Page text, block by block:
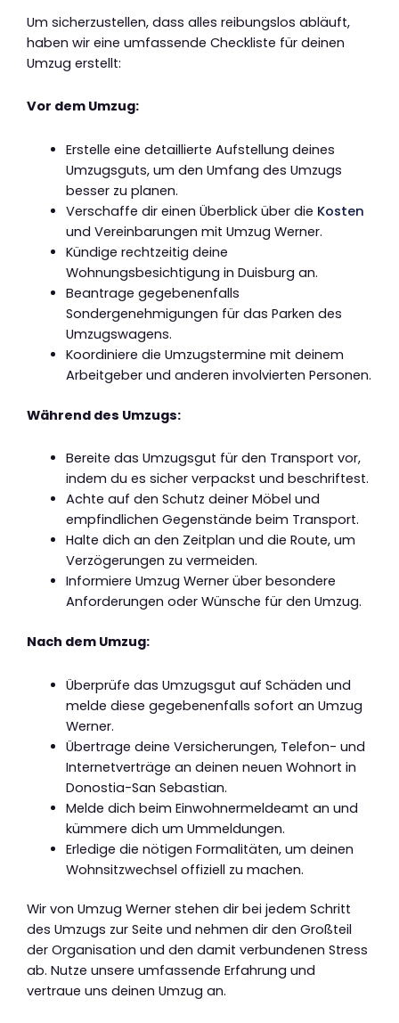
Um sicherzustellen, dass alles reibungslos abläuft,
haben wir eine umfassende Checkliste für deinen
Umzug erstellt:
Vor dem Umzug:
Erstelle eine detaillierte Aufstellung deines
Umzugsguts, um den Umfang des Umzugs
besser zu planen.
Verschaffe dir einen Überblick über die Kosten
und Vereinbarungen mit Umzug Werner.
Kündige rechtzeitig deine
Wohnungsbesichtigung in Duisburg an.
Beantrage gegebenenfalls
Sondergenehmigungen für das Parken des
Umzugswagens.
Koordiniere die Umzugstermine mit deinem
Arbeitgeber und anderen involvierten Personen.
Während des Umzugs:
Bereite das Umzugsgut für den Transport vor,
indem du es sicher verpackst und beschriftest.
Achte auf den Schutz deiner Möbel und
empfindlichen Gegenstände beim Transport.
Halte dich an den Zeitplan und die Route, um
Verzögerungen zu vermeiden.
Informiere Umzug Werner über besondere
Anforderungen oder Wünsche für den Umzug.
Nach dem Umzug:
Überprüfe das Umzugsgut auf Schäden und
melde diese gegebenenfalls sofort an Umzug
Werner.
Übertrage deine Versicherungen, Telefon- und
Internetverträge an deinen neuen Wohnort in
Donostia-San Sebastian.
Melde dich beim Einwohnermeldeamt an und
kümmere dich um Ummeldungen.
Erledige die nötigen Formalitäten, um deinen
Wohnsitzwechsel offiziell zu machen.
Wir von Umzug Werner stehen dir bei jedem Schritt
des Umzugs zur Seite und nehmen dir den Großteil
der Organisation und den damit verbundenen Stress
ab. Nutze unsere umfassende Erfahrung und
vertraue uns deinen Umzug an.